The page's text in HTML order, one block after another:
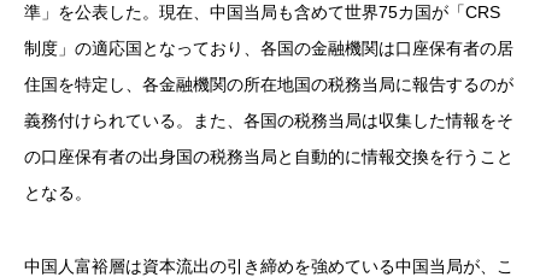
準」を公表した。現在、中国当局も含めて世界75カ国が「CRS
制度」の適応国となっており、各国の金融機関は口座保有者の居
住国を特定し、各金融機関の所在地国の税務当局に報告するのが
義務付けられている。また、各国の税務当局は収集した情報をそ
の口座保有者の出身国の税務当局と自動的に情報交換を行うこと
となる。
中国人富裕層は資本流出の引き締めを強めている中国当局が、こ